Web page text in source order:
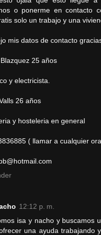
o ponerme en contacto
solo un trabajo y una
mis datos de contacto
25 años
y electricista.
26 años
y hosteleria en general
( llamar a cualquier
12:12 p. m.
isa y nacho y buscamos
una ayuda trabajando